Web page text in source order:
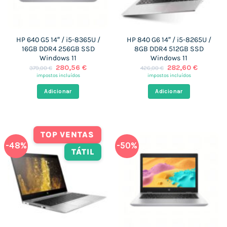
HP 640 G5 14″ / i5-8365U /
16GB DDR4 256GB SSD
Windows 11
379,00€ O
preço
era:
379,00 €.
280,56€O
impostos incluídos
Adicionar
HP 840 G6 14″ / i5-8265U /
8GB DDR4 512GB SSD
Windows 11
426,00€ O
preço
era:
426,00 €.
282,60€O
impostos incluídos
Adicionar
-48%
TOP VENTAS
TÁTIL
-50%